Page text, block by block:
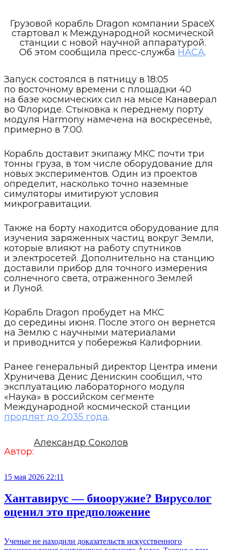
Грузовой корабль Dragon компании SpaceX
стартовал к Международной космической
станции с новой научной аппаратурой.
Об этом сообщила пресс-служба НАСА.
Запуск состоялся в пятницу в 18:05
по восточному времени с площадки 40
на базе космических сил на мысе Канаверал
во Флориде. Стыковка к переднему порту
модуля Harmony намечена на воскресенье,
примерно в 7:00.
Корабль доставит экипажу МКС почти три
тонны груза, в том числе оборудование для
новых экспериментов. Один из проектов
определит, насколько точно наземные
симуляторы имитируют условия
микрогравитации.
Также на борту находится оборудование для
изучения заряженных частиц вокруг Земли,
которые влияют на работу спутников
и электросетей. Дополнительно на станцию
доставили прибор для точного измерения
солнечного света, отраженного Землей
и Луной.
Корабль Dragon пробудет на МКС
до середины июня. После этого он вернется
на Землю с научными материалами
и приводнится у побережья Калифорнии.
Ранее генеральный директор Центра имени
Хруничева Денис Денискин сообщил, что
эксплуатацию лабораторного модуля
«Наука» в российском сегменте
Международной космической станции
продлят до 2035 года.
Автор:
Александр Соколов
15 мая 2026 22:11
Хантавирус — биооружие? Вирусолог
оценил это предположение
Ученые не находили доказательств искусственного